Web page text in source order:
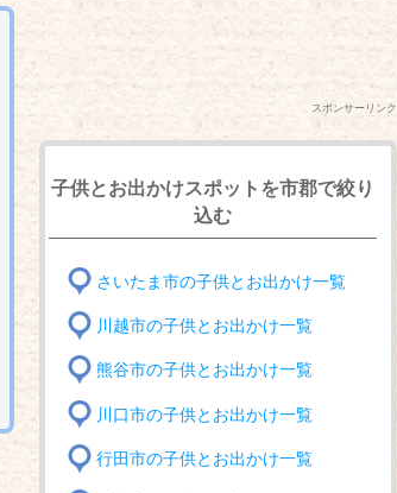
スポンサーリンク
子供とお出かけスポットを市郡で絞り
込む
さいたま市の子供とお出かけ一覧
川越市の子供とお出かけ一覧
熊谷市の子供とお出かけ一覧
川口市の子供とお出かけ一覧
行田市の子供とお出かけ一覧